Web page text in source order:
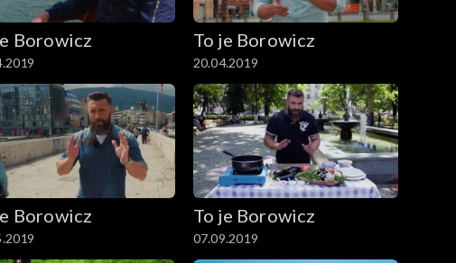
Borowicz To je Borowicz
20.04.2019
Borowicz To je Borowicz
07.09.2019